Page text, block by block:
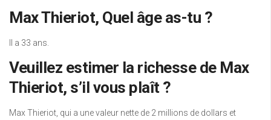
Max Thieriot, Quel âge as-tu ?
Il a 33 ans.
Veuillez estimer la richesse de Max
Thieriot, s’il vous plaît ?
Max Thieriot, qui a une valeur nette de 2 millions de dollars et